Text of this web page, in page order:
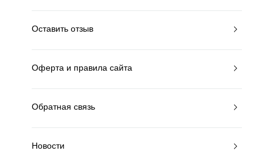
Оставить отзыв
Оферта и правила сайта
Обратная связь
Новости